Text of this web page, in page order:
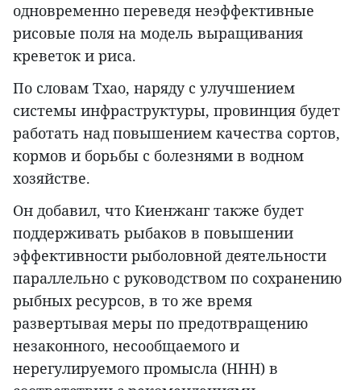
одновременно переведя неэффективные
рисовые поля на модель выращивания
креветок и риса.
По словам Тхао, наряду с улучшением
системы инфраструктуры, провинция будет
работать над повышением качества сортов,
кормов и борьбы с болезнями в водном
хозяйстве.
Он добавил, что Киенжанг также будет
поддерживать рыбаков в повышении
эффективности рыболовной деятельности
параллельно с руководством по сохранению
рыбных ресурсов, в то же время
развертывая меры по предотвращению
незаконного, несообщаемого и
нерегулируемого промысла (ННН) в